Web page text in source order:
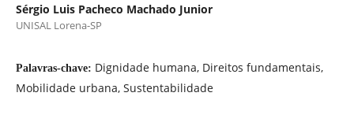
Sérgio Luis Pacheco Machado Junior
UNISAL Lorena-SP
Palavras-chave: Dignidade humana, Direitos fundamentais,
Mobilidade urbana, Sustentabilidade